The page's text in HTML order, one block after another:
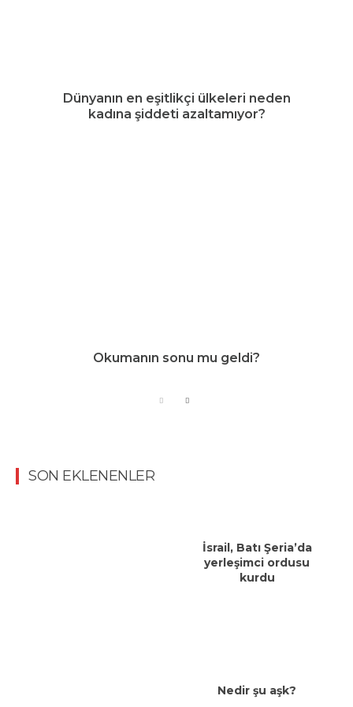
Dünyanın en eşitlikçi ülkeleri neden
kadına şiddeti azaltamıyor?
Okumanın sonu mu geldi?
SON EKLENENLER
İsrail, Batı Şeria’da
yerleşimci ordusu
kurdu
Nedir şu aşk?